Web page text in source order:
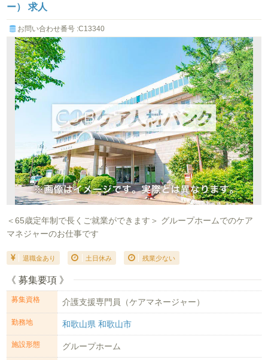
ー） 求人
お問い合わせ番号 :C13340
＜65歳定年制で長くご就業ができます＞ グループホームでのケア
マネジャーのお仕事です
退職金あり 土日休み 残業少ない
《 募集要項 》
募集資格 介護支援専門員（ケアマネージャー）
勤務地 和歌山県 和歌山市
施設形態 グループホーム